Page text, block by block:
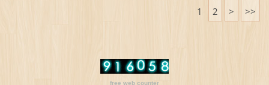
1 2 > >>
free web counter